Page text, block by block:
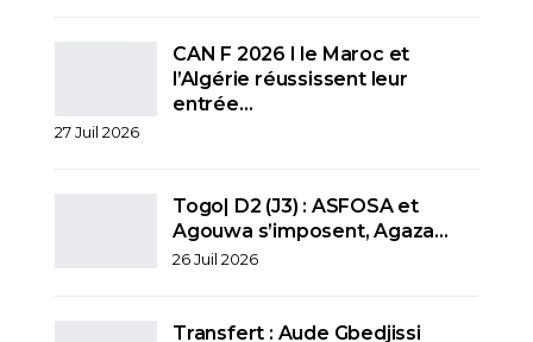
CAN F 2026 I le Maroc et
l’Algérie réussissent leur
entrée…
27 Juil 2026
Togo| D2 (J3) : ASFOSA et
Agouwa s’imposent, Agaza…
26 Juil 2026
Transfert : Aude Gbedjissi